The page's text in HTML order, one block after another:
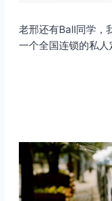
老邢还有Ball同学，
一个全国连锁的私人